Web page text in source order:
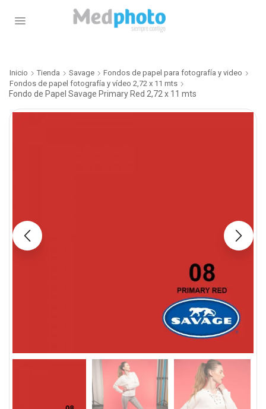
Inicio Tienda Savage
Fondos de papel para fotografía y video
Fondos de papel fotografía y vídeo 2,72 x 11 mts
Fondo de Papel Savage Primary Red 2,72 x 11 mts